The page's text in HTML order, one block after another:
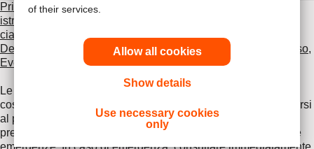
of their services.
Allow all cookies
Show details
Use necessary cookies
only
Prima di utilizzare uno dei prodotti indicati, leggi per intero le
istruzioni d'uso contenute nel foglietto illustrativo fornito con
ciascun prodotto, che include le sezioni Uso previsto,
Descrizione, Controindicazioni, Avvertenze, Precauzioni d'uso,
Eventi avversi e Istruzioni d'uso del dispositivo
Le informazioni fornite nel presente documento non
costituiscono un parere medico, pertanto è opportuno rivolgersi
al proprio medico curante o ad altro operatore sanitario. Le
presenti informazioni non devono essere utilizzate durante le
emergenze. In caso di emergenza, consultare immediatamente